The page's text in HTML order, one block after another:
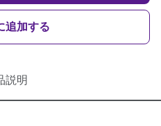
追加する
説明